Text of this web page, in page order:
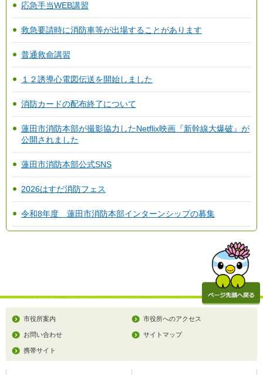
応急手当WEB講習
救急要請時に消防車等が出場することがあります
普通救命講習
１２誘導心電図伝送を開始しました
消防カードの配布終了について
蓮田市消防本部が撮影協力したNetflix映画『新幹線大爆破』が
公開されました
蓮田市消防本部公式SNS
2026はすだ消防フェス
令和8年度 蓮田市消防本部インターンシップの募集
市役所案内 市役所へのアクセス
お問い合わせ サイトマップ
携帯サイト